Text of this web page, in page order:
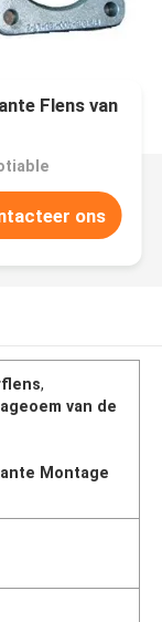
Flens van
ons
,
van de
Montage